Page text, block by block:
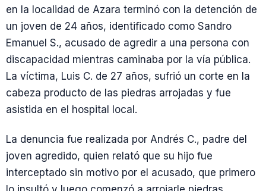
en la localidad de Azara terminó con la detención de
un joven de 24 años, identificado como Sandro
Emanuel S., acusado de agredir a una persona con
discapacidad mientras caminaba por la vía pública.
La víctima, Luis C. de 27 años, sufrió un corte en la
cabeza producto de las piedras arrojadas y fue
asistida en el hospital local.
La denuncia fue realizada por Andrés C., padre del
joven agredido, quien relató que su hijo fue
interceptado sin motivo por el acusado, que primero